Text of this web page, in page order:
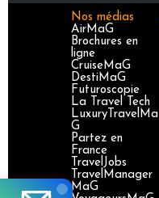
Nos médias
AirMaG
Brochures en
ligne
CruiseMaG
DestiMaG
Futuroscopie
La Travel Tech
LuxuryTravelMa
G
Partez en
France
TravelJobs
TravelManager
MaG